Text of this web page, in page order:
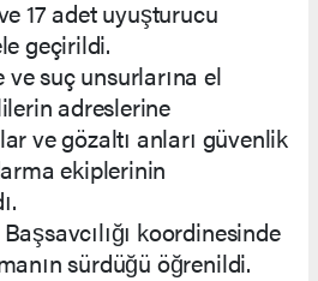
17 adet uyuşturucu
geçirildi.
suç unsurlarına el
adreslerine
ve gözaltı anları güvenlik
ekiplerinin
koordinesinde
sürdüğü öğrenildi.